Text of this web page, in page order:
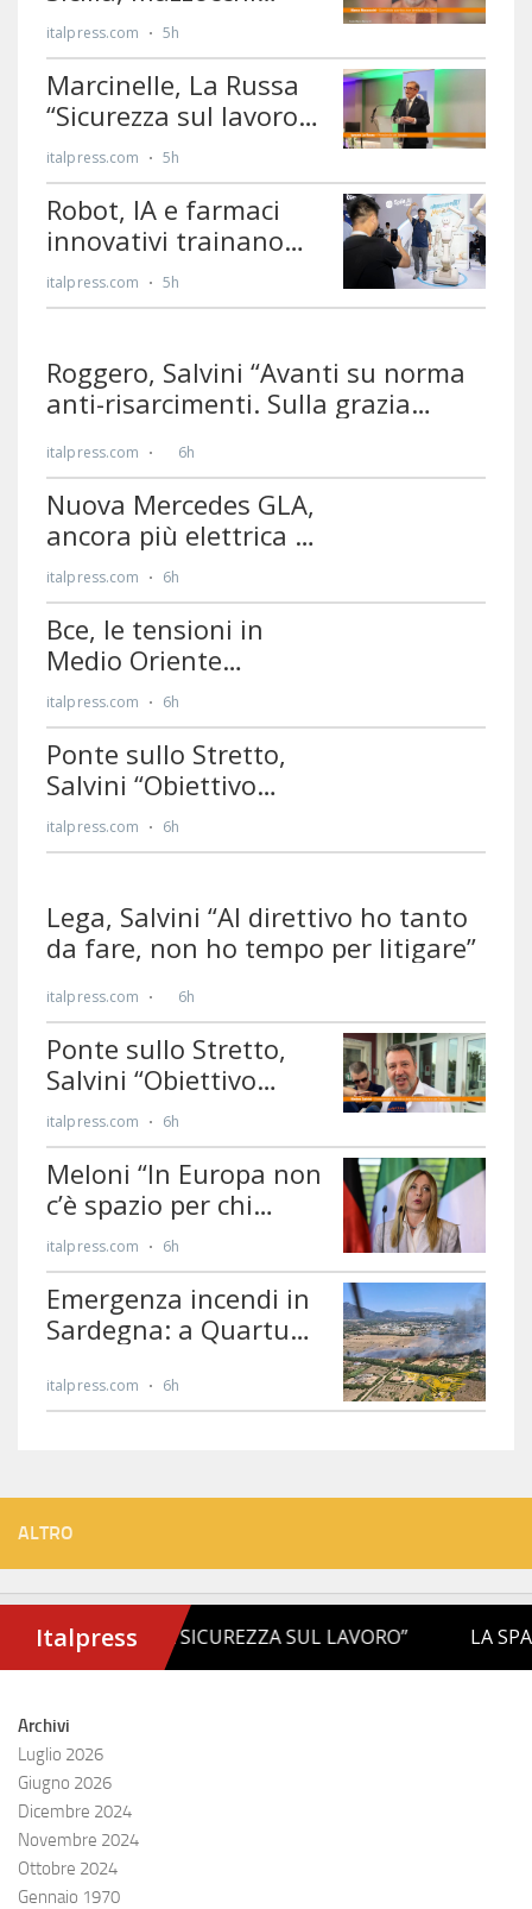
ALTRO
Archivi
Luglio 2026
Giugno 2026
Dicembre 2024
Novembre 2024
Ottobre 2024
Gennaio 1970